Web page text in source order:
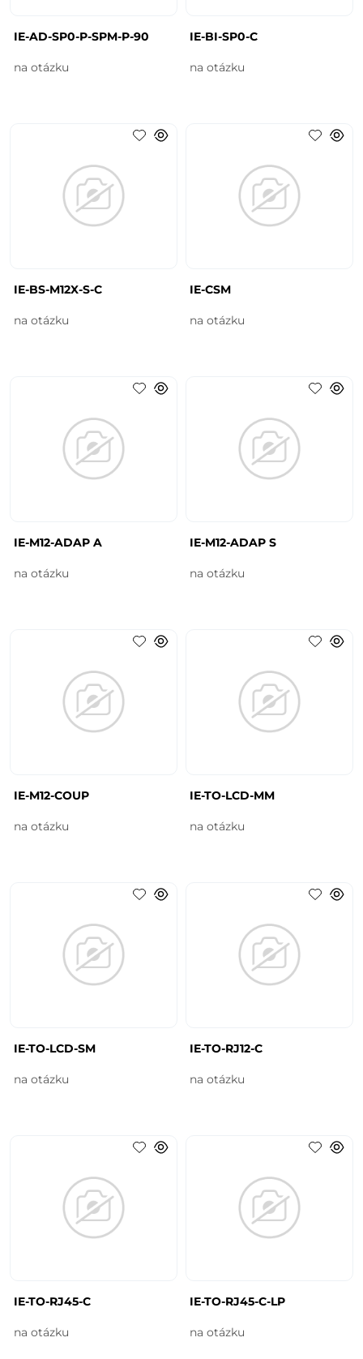
IE-AD-SP0-P-SPM-P-90
na otázku
IE-BI-SP0-C
na otázku
IE-BS-M12X-S-C
na otázku
IE-CSM
na otázku
IE-M12-ADAP A
na otázku
IE-M12-ADAP S
na otázku
IE-M12-COUP
na otázku
IE-TO-LCD-MM
na otázku
IE-TO-LCD-SM
na otázku
IE-TO-RJ12-C
na otázku
IE-TO-RJ45-C
na otázku
IE-TO-RJ45-C-LP
na otázku